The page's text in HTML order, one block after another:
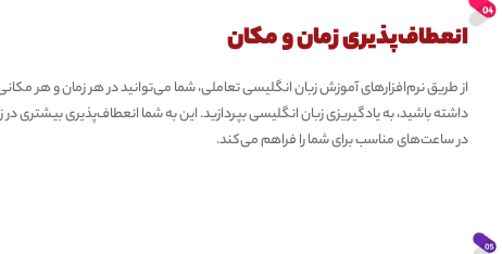
انعطاف‌پذیری زمان و مکان
از طریق نرم‌افزارهای آموزش زبان انگلیسی تعاملی، شما می‌توانید در هر زمان و هر
داشته باشید، به یادگیریزی زبان انگلیسی بپردازید. این به شما انعطاف‌پذیری بیشتری
در ساعت‌های مناسب برای شما را فراهم می‌کند.